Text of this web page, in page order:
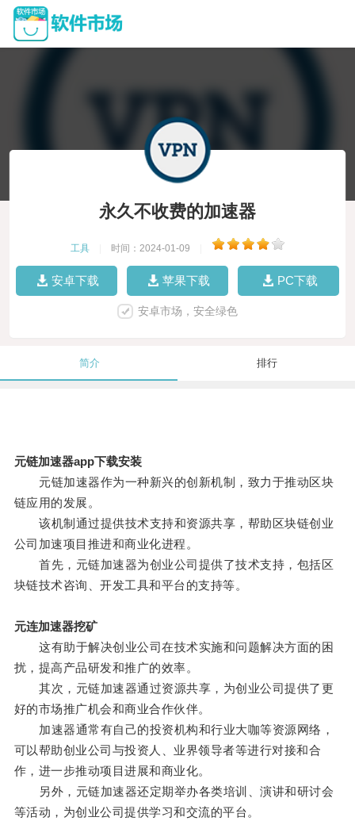
永久不收费的加速器
工具 时间：2024-01-09
安卓下载 苹果下载 PC下载
安卓市场，安全绿色
简介 排行
元链加速器app下载安装
元链加速器作为一种新兴的创新机制，致力于推动区块
链应用的发展。
该机制通过提供技术支持和资源共享，帮助区块链创业
公司加速项目推进和商业化进程。
首先，元链加速器为创业公司提供了技术支持，包括区
块链技术咨询、开发工具和平台的支持等。
元连加速器挖矿
这有助于解决创业公司在技术实施和问题解决方面的困
扰，提高产品研发和推广的效率。
其次，元链加速器通过资源共享，为创业公司提供了更
好的市场推广机会和商业合作伙伴。
加速器通常有自己的投资机构和行业大咖等资源网络，
可以帮助创业公司与投资人、业界领导者等进行对接和合
作，进一步推动项目进展和商业化。
另外，元链加速器还定期举办各类培训、演讲和研讨会
等活动，为创业公司提供学习和交流的平台。